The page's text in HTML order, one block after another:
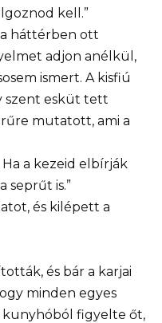
kell.”
háttérben ott
adjon anélkül,
ismert. A kisfiú
szent esküt tett
mutatott, ami a
Ha a kezeid elbírják
seprűt is.”
és kilépett a
és bár a karjai
minden egyes
kunyhóból figyelte őt,